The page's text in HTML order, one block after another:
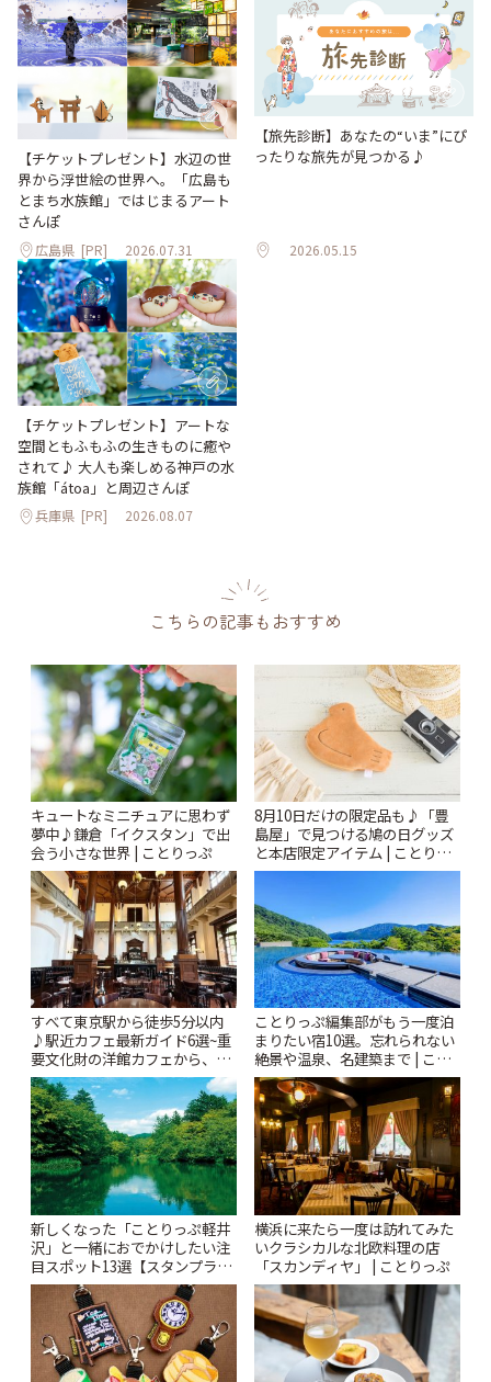
【チケットプレゼント】水辺の世
界から浮世絵の世界へ。「広島も
とまち水族館」ではじまるアート
さんぽ
広島県 [PR] 2026.07.31
【旅先診断】あなたの“いま”にぴ
ったりな旅先が見つかる♪
2026.05.15
【チケットプレゼント】アートな
空間ともふもふの生きものに癒や
されて♪ 大人も楽しめる神戸の水
族館「átoa」と周辺さんぽ
兵庫県 [PR] 2026.08.07
こちらの記事もおすすめ
キュートなミニチュアに思わず
夢中♪鎌倉「イクスタン」で出
会う小さな世界 | ことりっぷ
8月10日だけの限定品も♪「豊
島屋」で見つける鳩の日グッズ
と本店限定アイテム | ことりっ
ぷ
すべて東京駅から徒歩5分以内
♪駅近カフェ最新ガイド6選~重
要文化財の洋館カフェから、改
札すぐのレトロ喫茶まで~ | こと
りっぷ
ことりっぷ編集部がもう一度泊
まりたい宿10選。忘れられない
絶景や温泉、名建築まで | こと
りっぷ
新しくなった「ことりっぷ軽井
沢」と一緒におでかけしたい注
目スポット13選【スタンプラリ
ー開催中】 | ことりっぷ
横浜に来たら一度は訪れてみた
いクラシカルな北欧料理の店
「スカンディヤ」 | ことりっぷ